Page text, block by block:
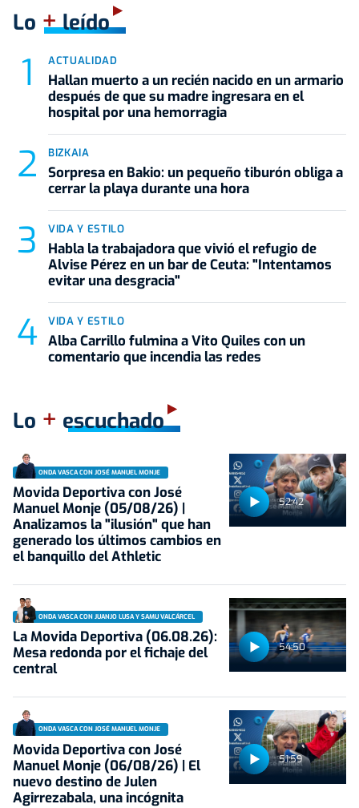
Lo +leído
ACTUALIDAD
Hallan muerto a un recién nacido en un armario
después de que su madre ingresara en el
hospital por una hemorragia
BIZKAIA
Sorpresa en Bakio: un pequeño tiburón obliga a
cerrar la playa durante una hora
VIDA Y ESTILO
Habla la trabajadora que vivió el refugio de
Alvise Pérez en un bar de Ceuta: "Intentamos
evitar una desgracia"
VIDA Y ESTILO
Alba Carrillo fulmina a Vito Quiles con un
comentario que incendia las redes
Lo + escuchado
52:42
ONDA VASCA CON JOSÉ MANUEL MONJE
Movida Deportiva con José
Manuel Monje (05/08/26) |
Analizamos la "ilusión" que han
generado los últimos cambios en
el banquillo del Athletic
54:50
ONDA VASCA CON JUANJO LUSA Y SAMU VALCÁRCEL
La Movida Deportiva (06.08.26):
Mesa redonda por el fichaje del
central
51:59
ONDA VASCA CON JOSÉ MANUEL MONJE
Movida Deportiva con José
Manuel Monje (06/08/26) | El
nuevo destino de Julen
Agirrezabala, una incógnita